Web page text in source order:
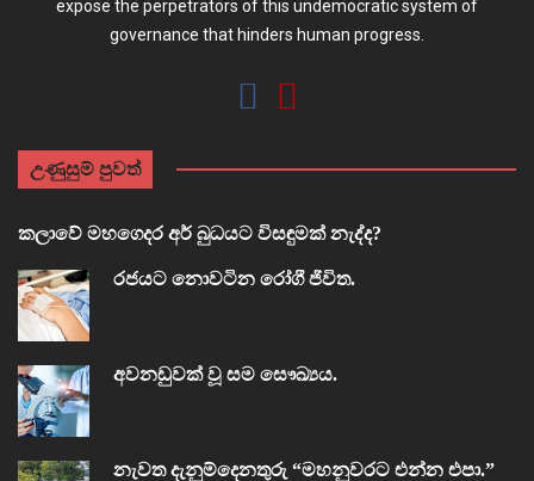
expose the perpetrators of this undemocratic system of
governance that hinders human progress.
උණුසුම් පුවත්
කලාවේ මහගෙදර අර් බුධයට විසඳුමක් නැද්ද?
රජයට නොවටින රෝගී ජීවිත.
අවනඩුවක් වූ සම සෞඛ්‍යය.
නැවත දැනුම්දෙනතුරු “මහනුවරට එන්න එපා.”